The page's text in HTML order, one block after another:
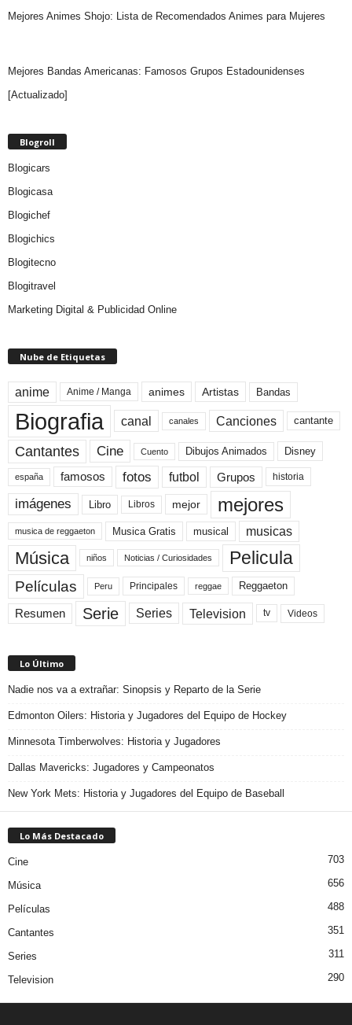
Mejores Animes Shojo: Lista de Recomendados Animes para Mujeres
Mejores Bandas Americanas: Famosos Grupos Estadounidenses
[Actualizado]
Blogroll
Blogicars
Blogicasa
Blogichef
Blogichics
Blogitecno
Blogitravel
Marketing Digital & Publicidad Online
Nube de Etiquetas
anime Anime / Manga animes Artistas Bandas
Biografia canal canales Canciones cantante
Cantantes Cine Cuento Dibujos Animados Disney
españa famosos fotos futbol Grupos historia
imágenes Libro Libros mejor mejores
musica de reggaeton Musica Gratis musical musicas
Música niños Noticias / Curiosidades Pelicula
Películas Peru Principales reggae Reggaeton
Resumen Serie Series Television tv Videos
Lo Último
Nadie nos va a extrañar: Sinopsis y Reparto de la Serie
Edmonton Oilers: Historia y Jugadores del Equipo de Hockey
Minnesota Timberwolves: Historia y Jugadores
Dallas Mavericks: Jugadores y Campeonatos
New York Mets: Historia y Jugadores del Equipo de Baseball
Lo Más Destacado
Cine 703
Música 656
Películas 488
Cantantes 351
Series 311
Television 290